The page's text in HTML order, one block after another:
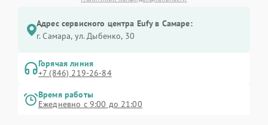
Адрес сервисного центра Eufy в Самаре:
г. Самара, ул. Дыбенко, 30
Горячая линия
+7 (846) 219-26-84
Время работы
Ежедневно с 9:00 до 21:00